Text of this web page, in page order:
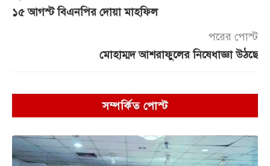
১৫ আগস্ট বিএনপির দোয়া মাহফিল
পরের পোস্ট
মোহাম্মদ আশরাফুলের নিষেধাজ্ঞা উঠছে
সম্পর্কিত পোস্ট